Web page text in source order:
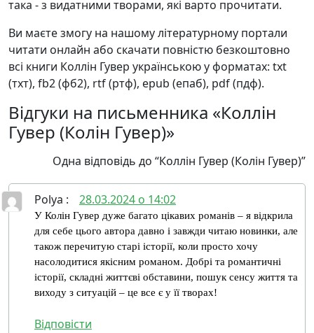
така - з видатними творами, які варто прочитати.
Ви маєте змогу на нашому літературному портали
читати онлайн або скачати повністю безкоштовно
всі книги Коллін Гувер українською у форматах: txt
(тхт), fb2 (фб2), rtf (ртф), epub (епаб), pdf (пдф).
Відгуки на письменника «Коллін
Гувер (Колін Гувер)»
Одна відповідь до “Коллін Гувер (Колін Гувер)”
Polya : 28.03.2024 о 14:02
У Колін Гувер дуже багато цікавих романів – я відкрила
для себе цього автора давно і завжди читаю новинки, але
також перечитую старі історії, коли просто хочу
насолодитися якісним романом. Добрі та романтичні
історії, складні життєві обставини, пошук сенсу життя та
виходу з ситуацій – це все є у її творах!
Відповіcти